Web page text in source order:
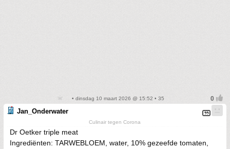
• dinsdag 10 maart 2026 @ 15:52 • 35
Jan_Onderwater
Culinair tegen Corona
Dr Oetker triple meat
Ingrediënten: TARWEBLOEM, water, 10% gezeefde tomaten,